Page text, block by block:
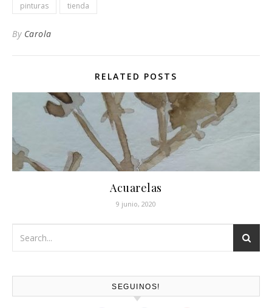
pinturas
tienda
By Carola
RELATED POSTS
Acuarelas
9 junio, 2020
SEGUINOS!